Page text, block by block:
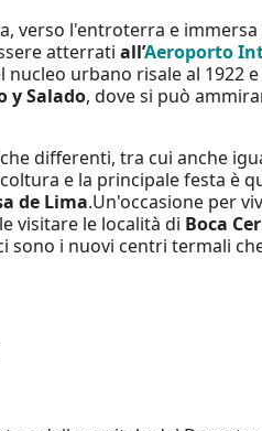
verso l'entroterra e
atterrati all’Aeroporto
urbano risale al 1922
y Salado, dove si può
differenti, tra cui anche
e la principale festa è
de Lima.Un'occasione per
visitare le località di Boca
sono i nuovi centri termali